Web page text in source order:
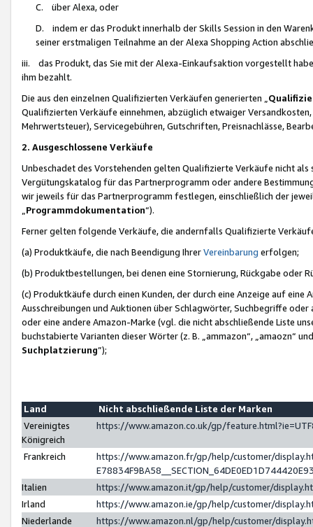
C. über Alexa, oder
D. indem er das Produkt innerhalb der Skills Session in den
seiner erstmaligen Teilnahme an der Alexa Shopping Action
iii. das Produkt, das Sie mit der Alexa-Einkaufsaktion vorgestellt
ihm bezahlt.
Die aus den einzelnen Qualifizierten Verkäufen generierten „
Qualifizierten Verkäufe einnehmen, abzüglich etwaiger
Mehrwertsteuer), Servicegebühren, Gutschriften, Preisnachlässe,
2. Ausgeschlossene Verkäufe
Unbeschadet des Vorstehenden gelten Qualifizierte Verkäufe nicht
Vergütungskatalog für das Partnerprogramm oder andere
wir jeweils für das Partnerprogramm festlegen, einschließlich der
Programmdokumentation“).
Ferner gelten folgende Verkäufe, die andernfalls Qualifizierte
(a) Produktkäufe, die nach Beendigung IhrerVereinbarung erfolgen;
(b) Produktbestellungen, bei denen eine Stornierung, Rückgabe oder
(c) Produktkäufe durch einen Kunden, der durch eine Anzeige auf
Ausschreibungen und Auktionen über Schlagwörter, Suchbegriffe
oder eine andere Amazon-Marke (vgl. die nicht abschließende Liste
buchstabierte Varianten dieser Wörter (z. B. „ammazon“, „amaozn“
Suchplatzierung”);
Land
Nicht abschließende Liste der Marken
Vereinigtes
Königreich
https://www.amazon.co.uk/gp/
Frankreich
https://www.amazon.fr/gp/help/customer/
Italien
https://www.amazon.it/gp/help/customer/
Irland
https://www.amazon.ie/gp/help/customer/
Niederlande
https://www.amazon.nl/gp/help/customer/